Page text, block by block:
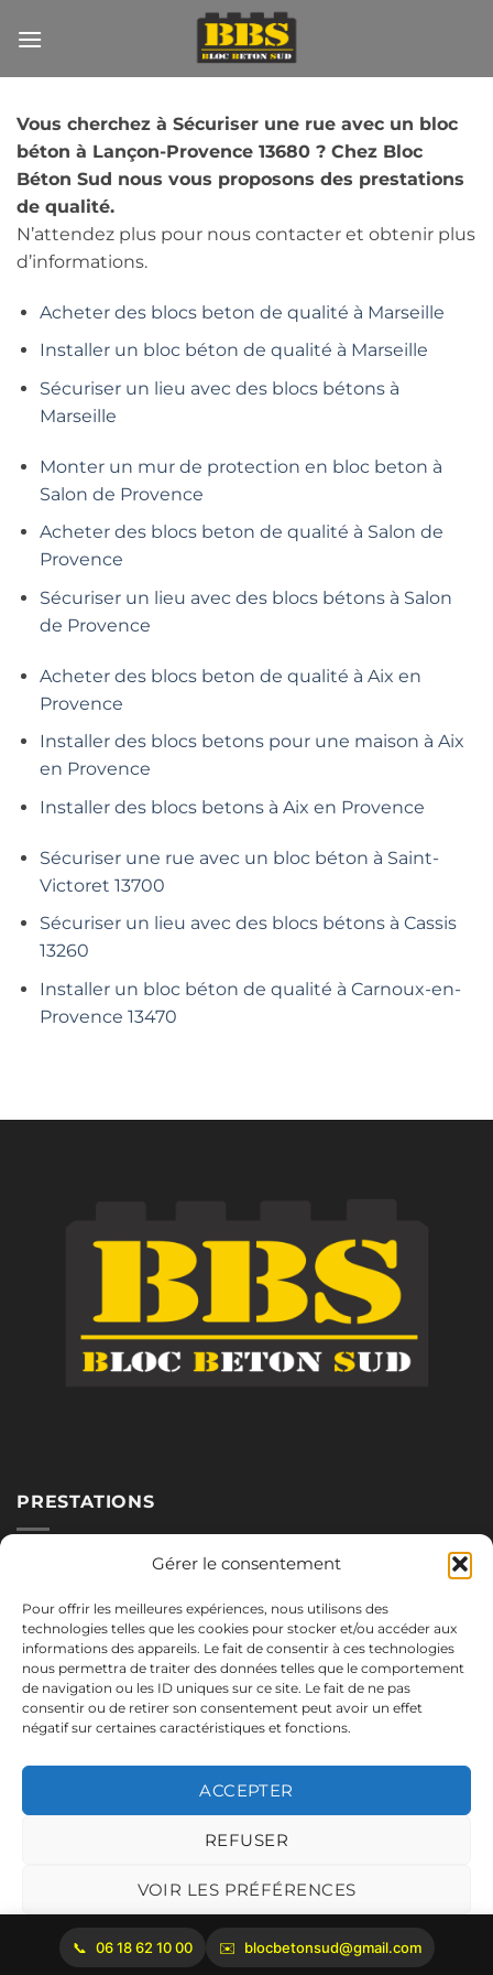
Gérer le consentement
Pour offrir les meilleures expériences, nous utilisons des
technologies telles que les cookies pour stocker et/ou accéder aux
informations des appareils. Le fait de consentir à ces technologies
nous permettra de traiter des données telles que le comportement
de navigation ou les ID uniques sur ce site. Le fait de ne pas
consentir ou de retirer son consentement peut avoir un effet
négatif sur certaines caractéristiques et fonctions.
ACCEPTER
REFUSER
VOIR LES PRÉFÉRENCES
Politique de cookies
au
Vous cherchez à Sécuriser une rue avec un bloc
béton à Lançon-Provence 13680 ? Chez Bloc
Béton Sud nous vous proposons des prestations
de qualité.
N’attendez plus pour nous contacter et obtenir plus
d’informations.
Acheter des blocs beton de qualité à Marseille
Installer un bloc béton de qualité à Marseille
Sécuriser un lieu avec des blocs bétons à
Marseille
Monter un mur de protection en bloc beton à
Salon de Provence
Acheter des blocs beton de qualité à Salon de
Provence
Sécuriser un lieu avec des blocs bétons à Salon
de Provence
Acheter des blocs beton de qualité à Aix en
Provence
Installer des blocs betons pour une maison à Aix
en Provence
Installer des blocs betons à Aix en Provence
Sécuriser une rue avec un bloc béton à Saint-
Victoret 13700
Sécuriser un lieu avec des blocs bétons à Cassis
13260
Installer un bloc béton de qualité à Carnoux-en-
Provence 13470
PRESTATIONS
Réalisations
NOUS CONTACTER
blocbetonsud@gmail.com
2645 Route de Cadenet
Copyright 2026 ©Bloc Béton Sud
06 18 62 10 00 blocbetonsud@gmail.com